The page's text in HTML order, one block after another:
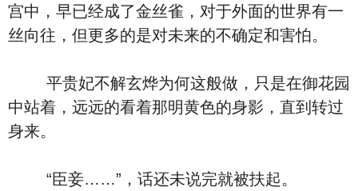
宫中，早已经成了金丝雀，对于外面的世界有一
丝向往，但更多的是对未来的不确定和害怕。
平贵妃不解玄烨为何这般做，只是在御花园
中站着，远远的看着那明黄色的身影，直到转过
身来。
“臣妾……”，话还未说完就被扶起。